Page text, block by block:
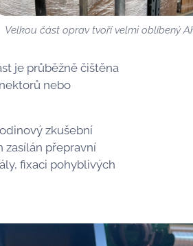
Velkou část oprav tvoří velmi oblíbený
je průběžně čištěna
nebo
zkušební
zasílán přepravní
fixaci pohyblivých